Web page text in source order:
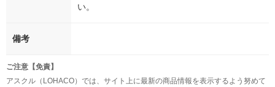
い。
備考
ご注意【免責】
アスクル（LOHACO）では、サイト上に最新の商品情報を表示するよう努めて